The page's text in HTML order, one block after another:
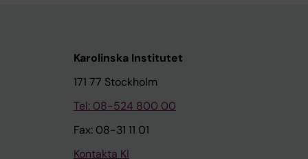
Karolinska Institutet
171 77 Stockholm
Tel: 08-524 800 00
Fax: 08-31 11 01
Kontakta KI